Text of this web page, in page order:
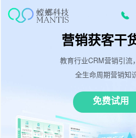
营销获客干
教育行业CRM营销引流
全生命周期营销知
免费试用